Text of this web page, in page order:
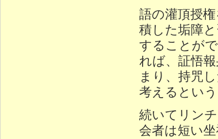
語の灌頂授
積した垢障
することが
れば、証悟
まり、持咒
考えるとい
続いてリン
会者は短い